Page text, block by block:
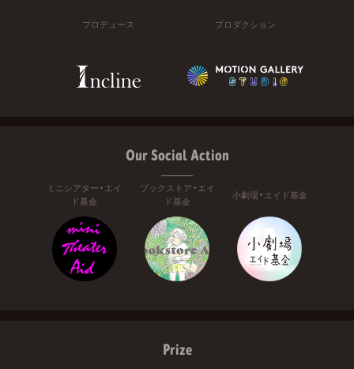
プロデュース プロダクション
Our Social Action
ミニシアター・エイ
ド基金
ブックストア・エイ
ド基金
小劇場・エイド基金
Prize